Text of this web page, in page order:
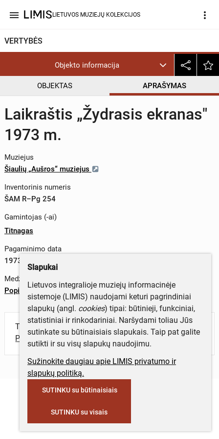
menu LIETUVOS MUZIEJŲ KOLEKCIJOS more_vert
VERTYBĖS
Objekto informacija
OBJEKTAS APRAŠYMAS
Laikraštis „Žydrasis ekranas"
1973 m.
Muziejus
Šiaulių „Aušros“ muziejus
Inventorinis numeris
ŠAM R–Pg 254
Gamintojas (-ai)
Titnagas
Pagaminimo data
1973 m.
Medžiagos
Popierius
Turite daugiau informacijos apie objektą?
Parašykite mums!
Slapukai
Lietuvos integralioje muziejų informacinėje
sistemoje (LIMIS) naudojami keturi pagrindiniai
slapukų (angl. cookies) tipai: būtinieji, funkciniai,
statistiniai ir rinkodariniai. Naršydami toliau Jūs
sutinkate su būtinaisiais slapukais. Taip pat galite
sutikti ir su visų slapukų naudojimu.
Sužinokite daugiau apie LIMIS privatumo ir
slapukų politiką.
SUTINKU su būtinaisiais
SUTINKU su visais